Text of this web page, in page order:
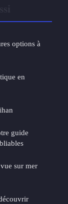
options à
en
guide
sur mer